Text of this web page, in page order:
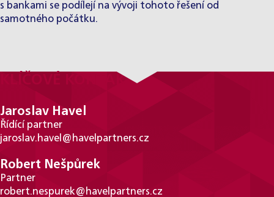
s bankami se podílejí na vývoji tohoto řešení od
samotného počátku.
KLÍČOVÉ KONTAKTY
Jaroslav Havel
Řídící partner
jaroslav.havel@havelpartners.cz
Robert Nešpůrek
Partner
robert.nespurek@havelpartners.cz